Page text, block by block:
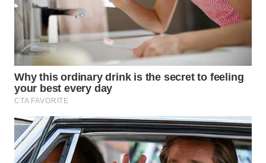
WN
KARAWANG
WN
BEKASI
BOGOR
WN